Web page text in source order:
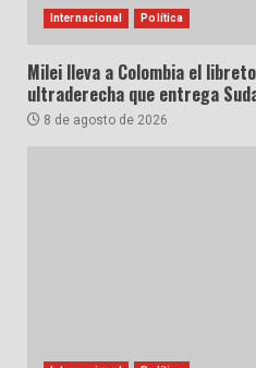
Internacional Política
Milei lleva a Colombia el
ultraderecha que entrega
8 de agosto de 2026